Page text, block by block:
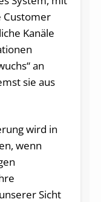
Customer
Kanäle
an
sie aus
wird in
wenn
Sicht